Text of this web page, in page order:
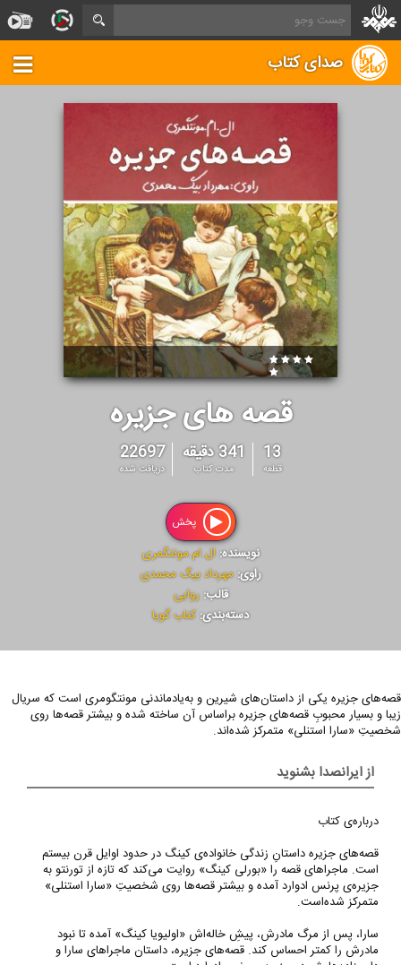
صدای کتاب
قصه های جزیره
13
قطعه
341 دقیقه
مدت کتاب
22697
دریافت شده
پخش
نویسنده:ال.ام.مونتگمری
راوی: مهرداد بیگ محمدی
قالب: روایی
دسته‌بندی: کتاب گویا
قصه‌های جزیره یکی از داستان‌های شیرین و به‌یادماندنی مونتگومری است که سریال
زیبا و بسیار محبوبِ قصه‌های جزیره براساس آن ساخته شده‌ و بیشتر قصه‌ها روی
شخصیتِ «سارا استنلی» متمرکز شده‌اند.
از ایرانصدا بشنوید
درباره‌ی کتاب
قصه‌های جزیره داستانِ زندگی خانواده‌ی کینگ در حدود اوایل قرن بیستم
است. ماجراهای قصه را «بورلی کینگ» روایت می‌کند که تازه از تورنتو به
جزیره‌ی پرنس ادوارد آمده‌ و بیشتر قصه‌ها روی شخصیتِ «سارا استنلی»
متمرکز شده‌است.
سارا، پس از مرگ مادرش، پیشِ خاله‌‌اش «اولیویا کینگ» آمده تا نبود
مادرش را کمتر احساس کند. قصه‌های جزیره، داستان ماجراهای سارا و